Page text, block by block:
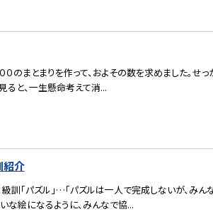
０のまとまりを作って、およその数を求めました。
ると、一生懸命考えて消...
紹介
訓「パズル」…「パズルは一人で完成しないが、み
な絵になるように、みんなで協...